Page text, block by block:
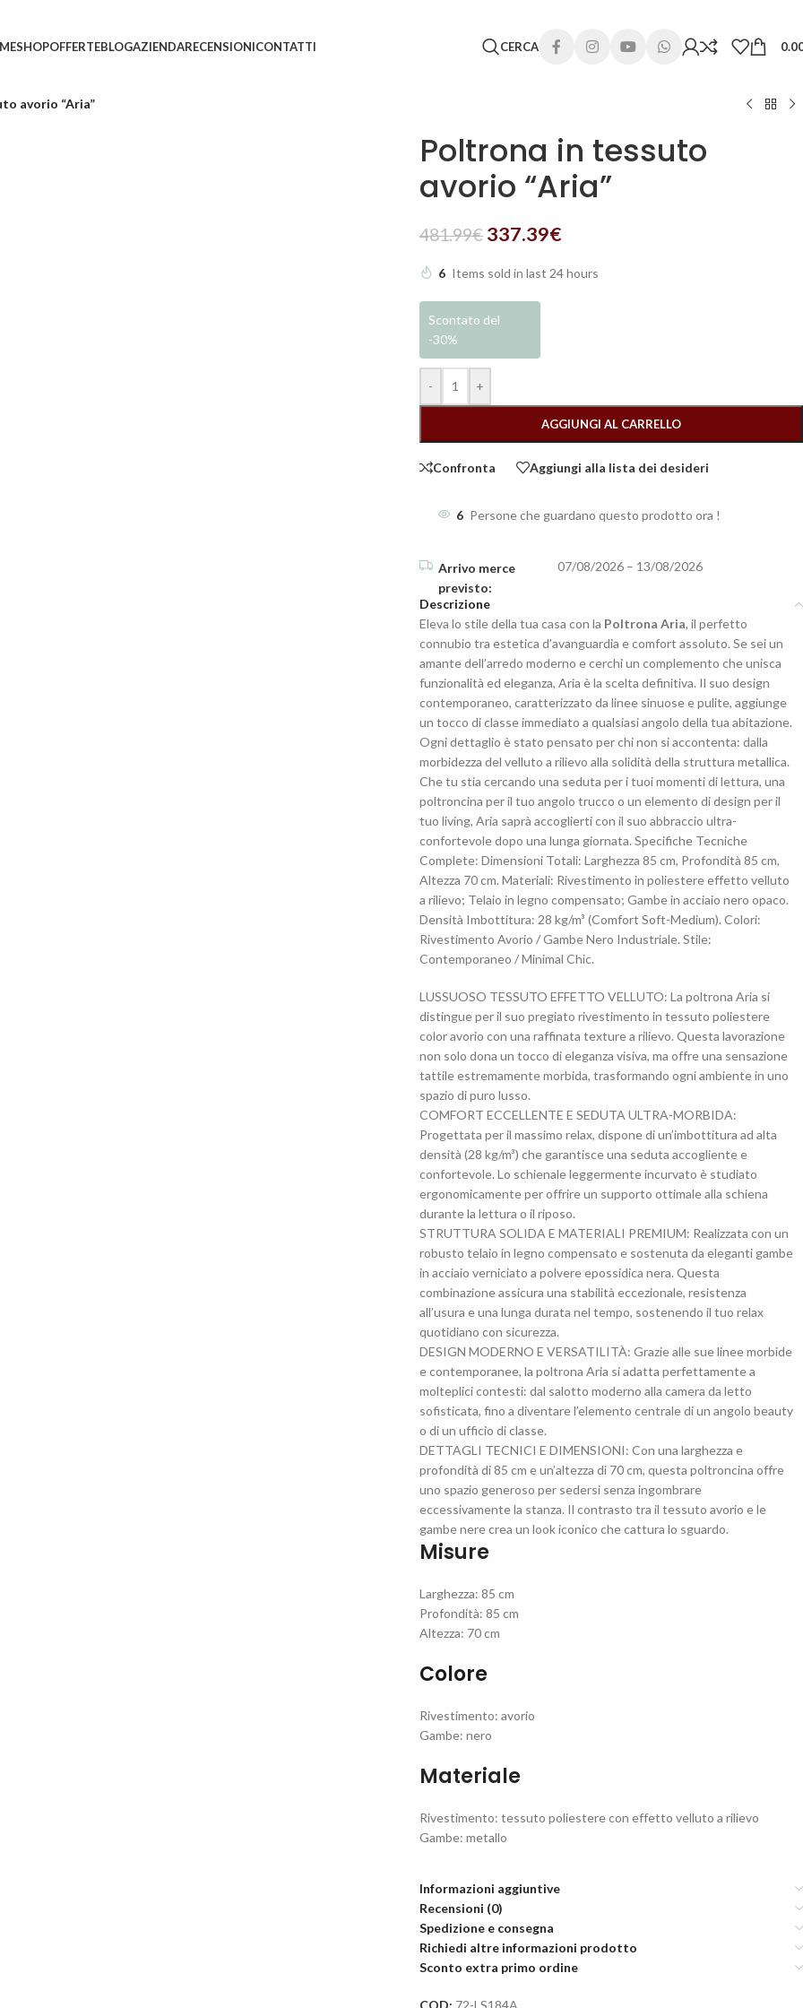
SHOPOFFERTEBLOGAZIENDARECENSIONICONTATTI CERCA
avorio “Aria”
Poltrona in tessuto
avorio “Aria”
481.99€ 337.39€
6 Items sold in last 24 hours
Scontato del
-30%
- +
AGGIUNGI AL CARRELLO
Confronta Aggiungi alla lista dei desideri
6 Persone che guardano questo prodotto ora !
07/08/2026 – 13/08/2026
Descrizione
Eleva lo stile della tua casa con la Poltrona Aria, il perfetto
connubio tra estetica d’avanguardia e comfort assoluto. Se sei un
amante dell’arredo moderno e cerchi un complemento che unisca
funzionalità ed eleganza, Aria è la scelta definitiva. Il suo design
contemporaneo, caratterizzato da linee sinuose e pulite, aggiunge
un tocco di classe immediato a qualsiasi angolo della tua abitazione.
Ogni dettaglio è stato pensato per chi non si accontenta: dalla
morbidezza del velluto a rilievo alla solidità della struttura metallica.
Che tu stia cercando una seduta per i tuoi momenti di lettura, una
poltroncina per il tuo angolo trucco o un elemento di design per il
tuo living, Aria saprà accoglierti con il suo abbraccio ultra-
confortevole dopo una lunga giornata. Specifiche Tecniche
Complete: Dimensioni Totali: Larghezza 85 cm, Profondità 85 cm,
Altezza 70 cm. Materiali: Rivestimento in poliestere effetto velluto
a rilievo; Telaio in legno compensato; Gambe in acciaio nero opaco.
Densità Imbottitura: 28 kg/m³ (Comfort Soft-Medium). Colori:
Rivestimento Avorio / Gambe Nero Industriale. Stile:
Contemporaneo / Minimal Chic.
LUSSUOSO TESSUTO EFFETTO VELLUTO: La poltrona Aria si
distingue per il suo pregiato rivestimento in tessuto poliestere
color avorio con una raffinata texture a rilievo. Questa lavorazione
non solo dona un tocco di eleganza visiva, ma offre una sensazione
tattile estremamente morbida, trasformando ogni ambiente in uno
spazio di puro lusso.
COMFORT ECCELLENTE E SEDUTA ULTRA-MORBIDA:
Progettata per il massimo relax, dispone di un’imbottitura ad alta
densità (28 kg/m³) che garantisce una seduta accogliente e
confortevole. Lo schienale leggermente incurvato è studiato
ergonomicamente per offrire un supporto ottimale alla schiena
durante la lettura o il riposo.
STRUTTURA SOLIDA E MATERIALI PREMIUM: Realizzata con un
robusto telaio in legno compensato e sostenuta da eleganti gambe
in acciaio verniciato a polvere epossidica nera. Questa
combinazione assicura una stabilità eccezionale, resistenza
all’usura e una lunga durata nel tempo, sostenendo il tuo relax
quotidiano con sicurezza.
DESIGN MODERNO E VERSATILITÀ: Grazie alle sue linee morbide
e contemporanee, la poltrona Aria si adatta perfettamente a
molteplici contesti: dal salotto moderno alla camera da letto
sofisticata, fino a diventare l’elemento centrale di un angolo beauty
o di un ufficio di classe.
DETTAGLI TECNICI E DIMENSIONI: Con una larghezza e
profondità di 85 cm e un’altezza di 70 cm, questa poltroncina offre
uno spazio generoso per sedersi senza ingombrare
eccessivamente la stanza. Il contrasto tra il tessuto avorio e le
gambe nere crea un look iconico che cattura lo sguardo.
Misure
Larghezza: 85 cm
Profondità: 85 cm
Altezza: 70 cm
Colore
Rivestimento: avorio
Gambe: nero
Materiale
Rivestimento: tessuto poliestere con effetto velluto a rilievo
Gambe: metallo
Informazioni aggiuntive
Recensioni (0)
Spedizione e consegna
Richiedi altre informazioni prodotto
Sconto extra primo ordine
COD: 72-LS184A